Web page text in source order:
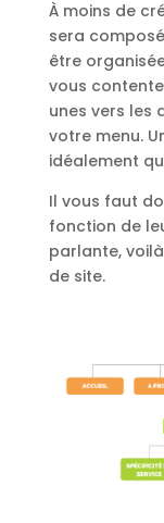
À moins de
sera
être
vous
unes vers les
votre menu.
idéalement
Il vous faut
fonction de
parlante,
de site.